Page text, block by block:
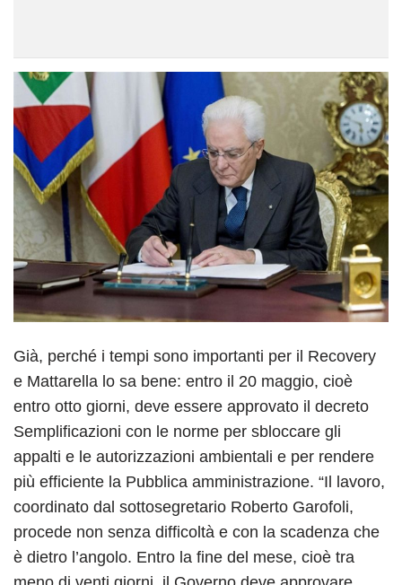
Già, perché i tempi sono importanti per il Recovery
e Mattarella lo sa bene: entro il 20 maggio, cioè
entro otto giorni, deve essere approvato il decreto
Semplificazioni con le norme per sbloccare gli
appalti e le autorizzazioni ambientali e per rendere
più efficiente la Pubblica amministrazione. “Il lavoro,
coordinato dal sottosegretario Roberto Garofoli,
procede non senza difficoltà e con la scadenza che
è dietro l’angolo. Entro la fine del mese, cioè tra